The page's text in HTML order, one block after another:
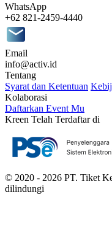
WhatsApp
+62 821-2459-4440
Email
info@activ.id
Tentang
Syarat dan Ketentuan
Kolaborasi
Daftarkan Event Mu
Kreen Telah Terdaftar di
© 2020 - 2026 PT. Tiket
dilindungi